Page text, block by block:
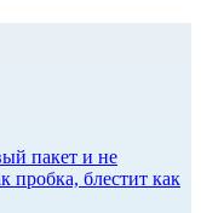
пакет и не
пробка, блестит как